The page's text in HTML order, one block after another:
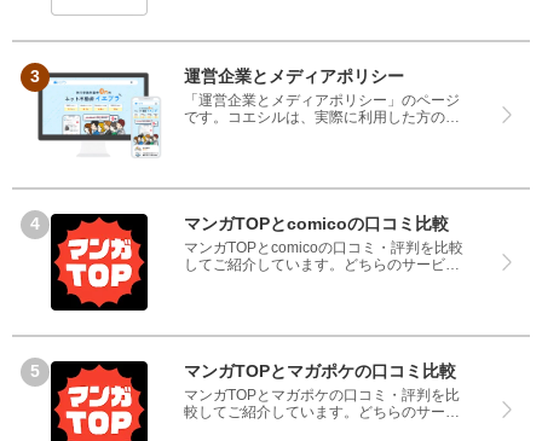
て、iPhone修理工房とiCrackedのどちらを
運営企業とメディアポリシー
「運営企業とメディアポリシー」のページ
です。コエシルは、実際に利用した方の口
なく、悪い口コミもしっかり掲載している
さい。
マンガTOPとcomicoの口コミ比較
マンガTOPとcomicoの口コミ・評判を比較
してご紹介しています。どちらのサービス
てください。
マンガTOPとマガポケの口コミ比較
マンガTOPとマガポケの口コミ・評判を比
較してご紹介しています。どちらのサービ